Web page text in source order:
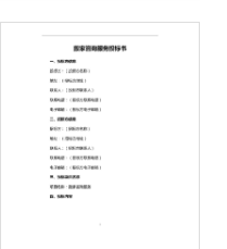
迎来新机遇